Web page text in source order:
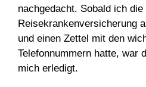
nachgedacht. Sobald ich die
Reisekrankenversicherung
und einen Zettel mit den
Telefonnummern hatte, war
mich erledigt.